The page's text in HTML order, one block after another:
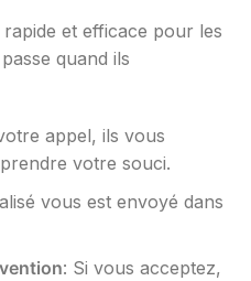
et efficace pour les
quand ils
appel, ils vous
votre souci.
vous est envoyé dans
: Si vous acceptez,